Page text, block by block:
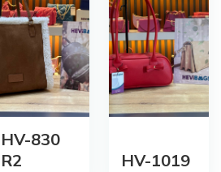
HV-830
R2
HV-1019